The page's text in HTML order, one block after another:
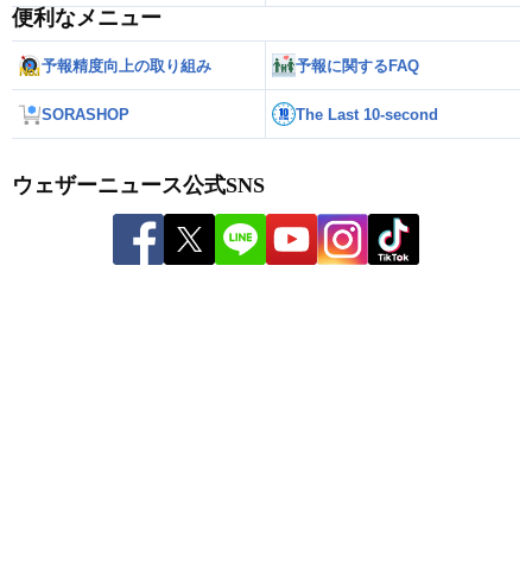
便利なメニュー
予報精度向上の取り組み 予報に関するFAQ
SORASHOP The Last 10-second
ウェザーニュース公式SNS